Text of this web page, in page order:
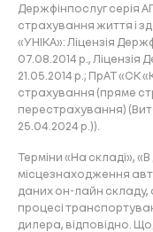
Держфінпослуг серія
страхування життя і
«УНІКА»: Ліцензія
07.08.2014 р., Ліцензія
21.05.2014 р.; ПрАТ «СК
страхування (пряме
перестрахування)
25.04.2024 р.)).
Терміни «На складі»,
місцезнаходження
даних он-лайн складу,
процесі
дилера, відповідно.